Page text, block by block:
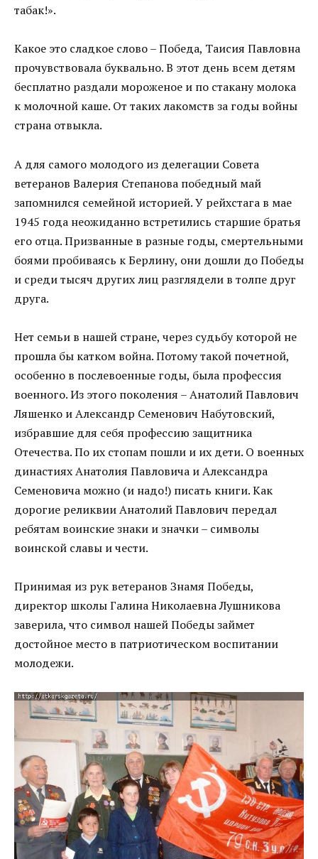
табак!».
Какое это сладкое слово – Победа, Таисия Павловна
прочувствовала буквально. В этот день всем детям
бесплатно раздали мороженое и по стакану молока
к молочной каше. От таких лакомств за годы войны
страна отвыкла.
А для самого молодого из делегации Совета
ветеранов Валерия Степанова победный май
запомнился семейной историей. У рейхстага в мае
1945 года неожиданно встретились старшие братья
его отца. Призванные в разные годы, смертельными
боями пробиваясь к Берлину, они дошли до Победы
и среди тысяч других лиц разглядели в толпе друг
друга.
Нет семьи в нашей стране, через судьбу которой не
прошла бы катком война. Потому такой почетной,
особенно в послевоенные годы, была профессия
военного. Из этого поколения – Анатолий Павлович
Ляшенко и Александр Семенович Набутовский,
избравшие для себя профессию защитника
Отечества. По их стопам пошли и их дети. О военных
династиях Анатолия Павловича и Александра
Семеновича можно (и надо!) писать книги. Как
дорогие реликвии Анатолий Павлович передал
ребятам воинские знаки и значки – символы
воинской славы и чести.
Принимая из рук ветеранов Знамя Победы,
директор школы Галина Николаевна Лушникова
заверила, что символ нашей Победы займет
достойное место в патриотическом воспитании
молодежи.